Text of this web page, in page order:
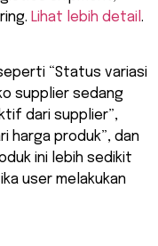
Lihat lebih detail .
“Status variasi
supplier sedang
dari supplier”,
harga produk”, dan
ini lebih sedikit
user melakukan